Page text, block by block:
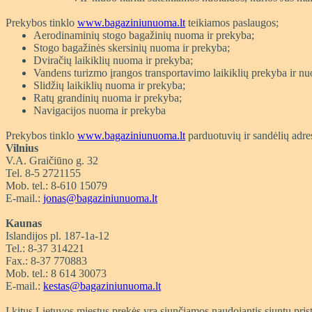
Prekybos tinklo www.bagaziniunuoma.lt teikiamos paslaugos;
Aerodinaminių stogo bagažinių nuoma ir prekyba;
Stogo bagažinės skersinių nuoma ir prekyba;
Dviračių laikiklių nuoma ir prekyba;
Vandens turizmo įrangos transportavimo laikiklių prekyba ir
Slidžių laikiklių nuoma ir prekyba;
Ratų grandinių nuoma ir prekyba;
Navigacijos nuoma ir prekyba
Prekybos tinklo www.bagaziniunuoma.lt parduotuvių ir sandėlių
Vilnius
V.A. Graičiūno g. 32
Tel. 8-5 2721155
Mob. tel.: 8-610 15079
E-mail.: jonas@bagaziniunuoma.lt
Kaunas
Islandijos pl. 187-1a-12
Tel.: 8-37 314221
Fax.: 8-37 770883
Mob. tel.: 8 614 30073
E-mail.: kestas@bagaziniunuoma.lt